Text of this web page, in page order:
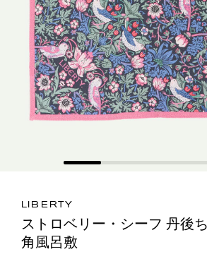
LIBERTY
ストロベリー・シーフ 丹後
角風呂敷